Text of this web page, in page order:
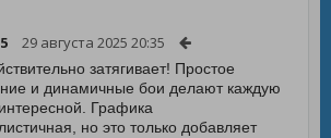
29 августа 2025 20:35
затягивает! Простое
и динамичные бои делают каждую
Графика
но это только добавляет